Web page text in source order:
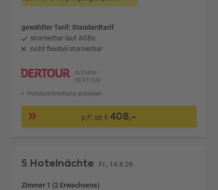
gewählter Tarif: Standardtarif
stornierbar laut AGBs
nicht flexibel stornierbar
Anbieter:
DERTOUR
Hotelbeschreibung anzeigen
p.P. ab €408,-
5 Hotelnächte Fr., 14.8.26
Zimmer 1 (2 Erwachsene)